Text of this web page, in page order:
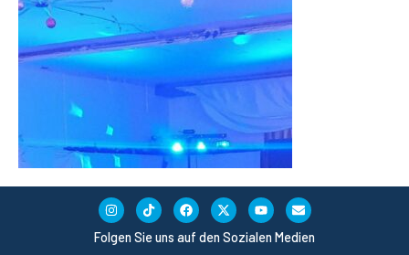
Folgen Sie uns auf den Sozialen Medien